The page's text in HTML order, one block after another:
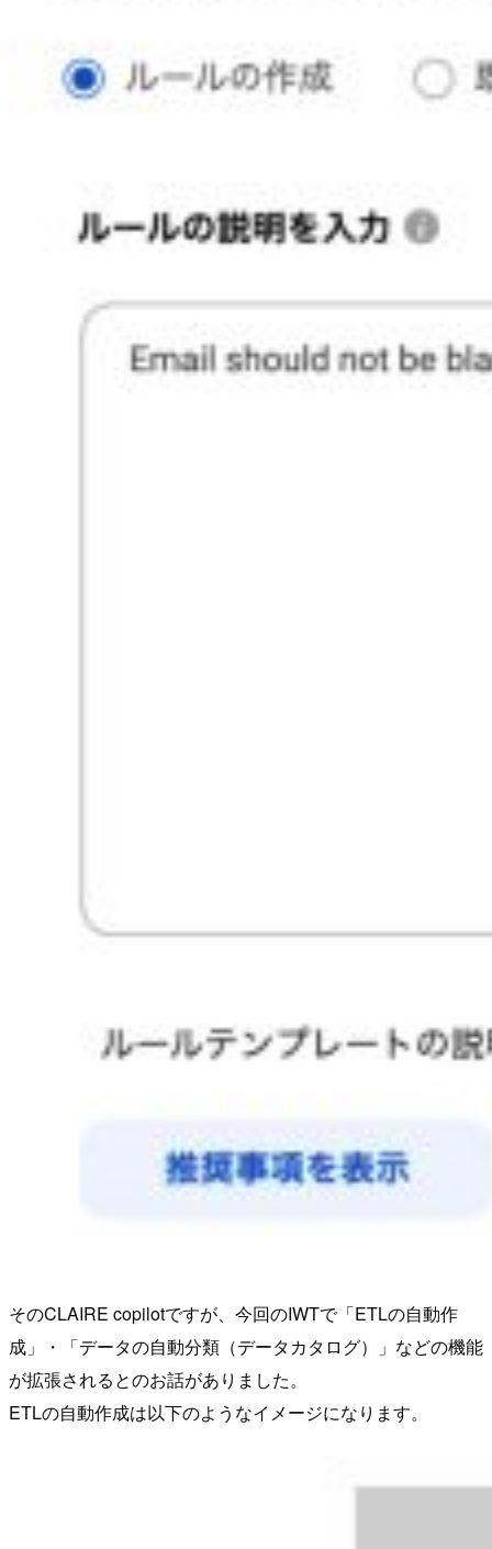
そのCLAIRE copilotですが、今回のIWTで「ETLの自動作
成」・「データの自動分類（データカタログ）」などの機能
が拡張されるとのお話がありました。
ETLの自動作成は以下のようなイメージになります。